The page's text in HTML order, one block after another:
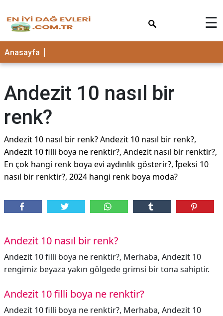
☰
Anasayfa
Andezit 10 nasıl bir
renk?
Andezit 10 nasıl bir renk? Andezit 10 nasıl bir renk?,
Andezit 10 filli boya ne renktir?, Andezit nasıl bir renktir?,
En çok hangi renk boya evi aydınlık gösterir?, İpeksi 10
nasıl bir renktir?, 2024 hangi renk boya moda?
Andezit 10 nasıl bir renk?
Andezit 10 filli boya ne renktir?, Merhaba, Andezit 10
rengimiz beyaza yakın gölgede grimsi bir tona sahiptir.
Andezit 10 filli boya ne renktir?
Andezit 10 filli boya ne renktir?, Merhaba, Andezit 10